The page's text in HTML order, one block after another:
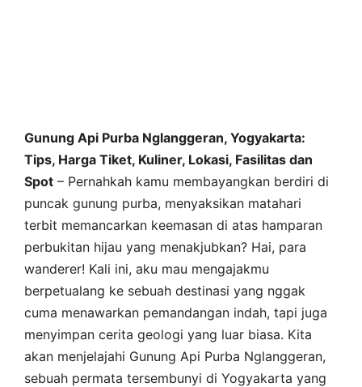
Gunung Api Purba Nglanggeran, Yogyakarta:
Tips, Harga Tiket, Kuliner, Lokasi, Fasilitas dan
Spot – Pernahkah kamu membayangkan berdiri di
puncak gunung purba, menyaksikan matahari
terbit memancarkan keemasan di atas hamparan
perbukitan hijau yang menakjubkan? Hai, para
wanderer! Kali ini, aku mau mengajakmu
berpetualang ke sebuah destinasi yang nggak
cuma menawarkan pemandangan indah, tapi juga
menyimpan cerita geologi yang luar biasa. Kita
akan menjelajahi Gunung Api Purba Nglanggeran,
sebuah permata tersembunyi di Yogyakarta yang